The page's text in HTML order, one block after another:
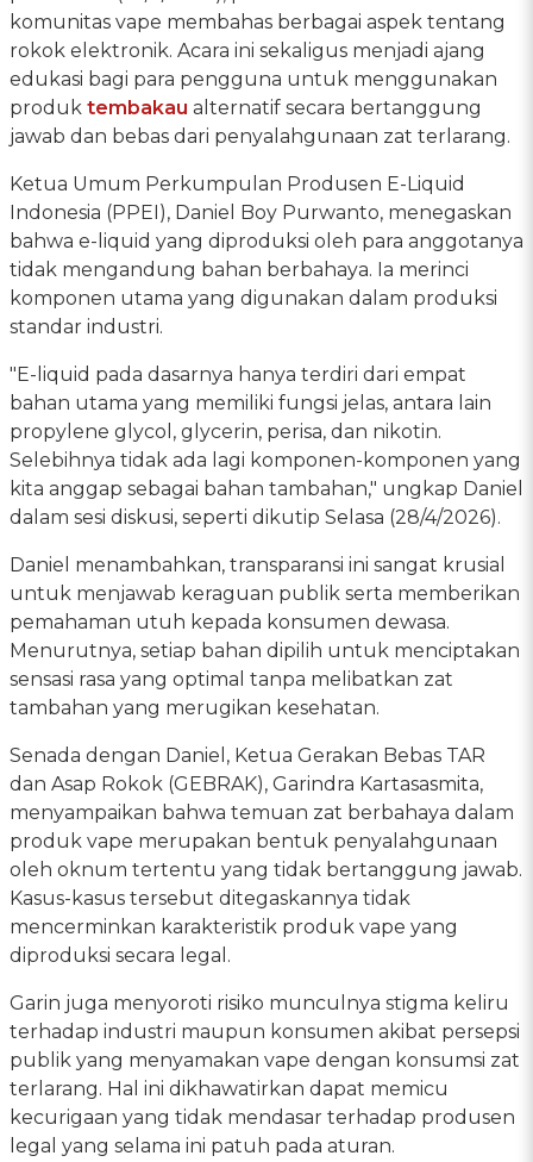
komunitas vape membahas berbagai aspek tentang
rokok elektronik. Acara ini sekaligus menjadi ajang
edukasi bagi para pengguna untuk menggunakan
produk tembakau alternatif secara bertanggung
jawab dan bebas dari penyalahgunaan zat terlarang.
Ketua Umum Perkumpulan Produsen E-Liquid
Indonesia (PPEI), Daniel Boy Purwanto, menegaskan
bahwa e-liquid yang diproduksi oleh para anggotanya
tidak mengandung bahan berbahaya. Ia merinci
komponen utama yang digunakan dalam produksi
standar industri.
"E-liquid pada dasarnya hanya terdiri dari empat
bahan utama yang memiliki fungsi jelas, antara lain
propylene glycol, glycerin, perisa, dan nikotin.
Selebihnya tidak ada lagi komponen-komponen yang
kita anggap sebagai bahan tambahan," ungkap Daniel
dalam sesi diskusi, seperti dikutip Selasa (28/4/2026).
Daniel menambahkan, transparansi ini sangat krusial
untuk menjawab keraguan publik serta memberikan
pemahaman utuh kepada konsumen dewasa.
Menurutnya, setiap bahan dipilih untuk menciptakan
sensasi rasa yang optimal tanpa melibatkan zat
tambahan yang merugikan kesehatan.
Senada dengan Daniel, Ketua Gerakan Bebas TAR
dan Asap Rokok (GEBRAK), Garindra Kartasasmita,
menyampaikan bahwa temuan zat berbahaya dalam
produk vape merupakan bentuk penyalahgunaan
oleh oknum tertentu yang tidak bertanggung jawab.
Kasus-kasus tersebut ditegaskannya tidak
mencerminkan karakteristik produk vape yang
diproduksi secara legal.
Garin juga menyoroti risiko munculnya stigma keliru
terhadap industri maupun konsumen akibat persepsi
publik yang menyamakan vape dengan konsumsi zat
terlarang. Hal ini dikhawatirkan dapat memicu
kecurigaan yang tidak mendasar terhadap produsen
legal yang selama ini patuh pada aturan.